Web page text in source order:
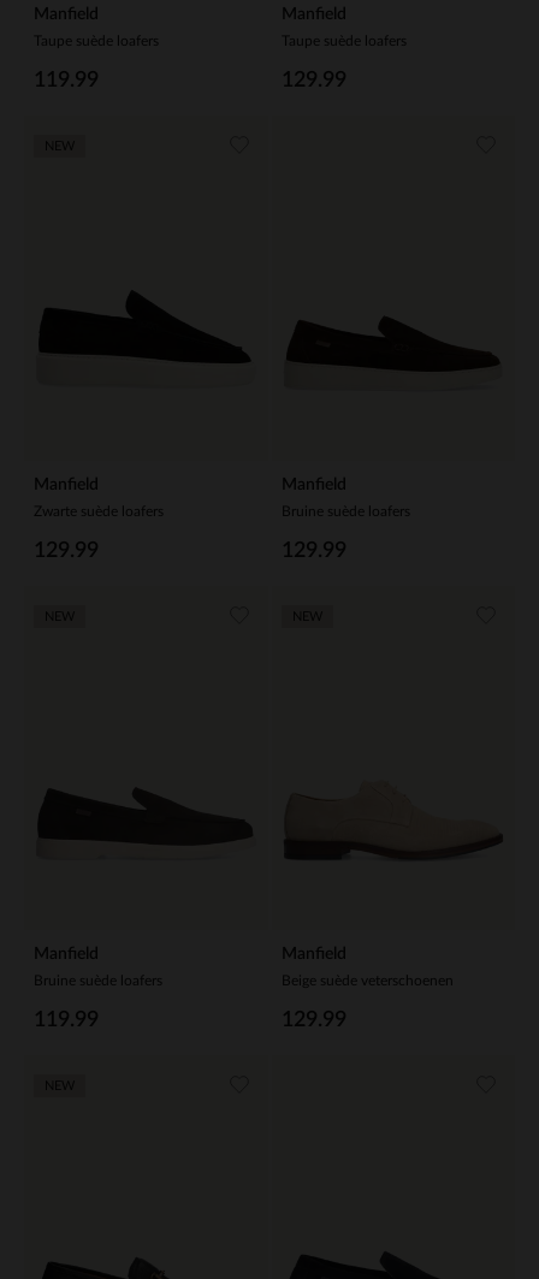
Manfield
Taupe suède loafers
119.99
Manfield
Taupe suède loafers
129.99
Manfield
Zwarte suède loafers
129.99
Manfield
Bruine suède loafers
129.99
Manfield
Bruine suède loafers
119.99
Manfield
Beige suède veterschoenen
129.99